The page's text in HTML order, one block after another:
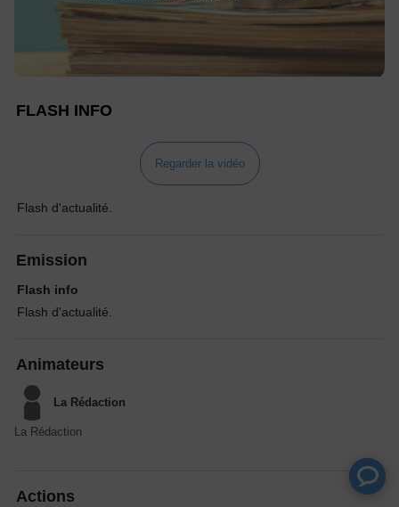
FLASH INFO
Regarder la vidéo
Flash d'actualité.
Emission
Flash info
Flash d'actualité.
Animateurs
La Rédaction
La Rédaction
Actions